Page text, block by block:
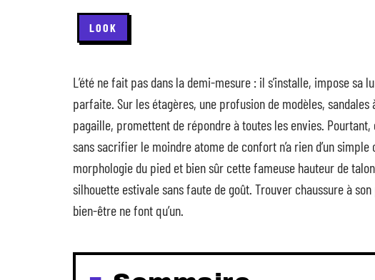
LOOK
L’été ne fait pas dans la demi-mesure : il s’installe, impose sa
parfaite. Sur les étagères, une profusion de modèles,
pagaille, promettent de répondre à toutes les envies.
sans sacrifier le moindre atome de confort n’a rien d’un
morphologie du pied et bien sûr cette fameuse hauteur de
silhouette estivale sans faute de goût. Trouver chaussure à
bien-être ne font qu’un.